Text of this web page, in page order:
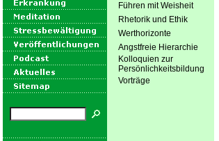
Führen mit Weisheit
Rhetorik und Ethik
Werthorizonte
Angstfreie Hierarchie
Kolloquien zur
Persönlichkeitsbildung
Vorträge